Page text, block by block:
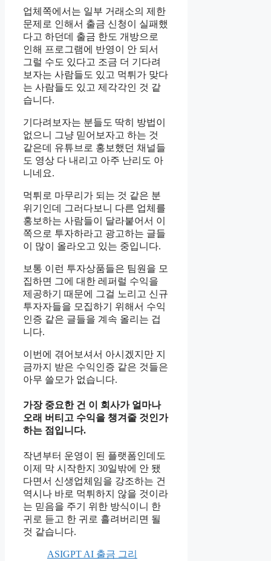
업체쪽에서는 일부 거래소의 제한
문제로 인해서 출금 신청이 실패했
다고 하던데 출금 한도 개방으로
인해 프로그램에 반영이 안 되서
그럴 수도 있다고 조금 더 기다려
보자는 사람들도 있고 먹튀가 맞다
는 사람들도 있고 제각각인 것 같
습니다.
기다려보자는 분들도 딱히 방법이
없으니 그냥 믿어보자고 하는 것
같은데 유튜브로 홍보했던 채널들
도 영상 다 내리고 아주 난리도 아
니네요.
먹튀로 마무리가 되는 것 같은 분
위기인데 그러다보니 다른 업체를
홍보하는 사람들이 달라붙어서 이
쪽으로 투자하라고 광고하는 글들
이 많이 올라오고 있는 중입니다.
보통 이런 투자상품들은 팀원을 모
집하면 그에 대한 레퍼럴 수익을
제공하기 때문에 그걸 노리고 신규
투자자들을 모집하기 위해서 수익
인증 같은 글들을 계속 올리는 겁
니다.
이번에 겪어보셔서 아시겠지만 지
금까지 받은 수익인증 같은 것들은
아무 쓸모가 없습니다.
가장 중요한 건 이 회사가 얼마나
오래 버티고 수익을 챙겨줄 것인가
하는 점입니다.
작년부터 운영이 된 플랫폼인데도
이제 막 시작한지 30일밖에 안 됐
다면서 신생업체임을 강조하는 건
역시나 바로 먹튀하지 않을 것이라
는 믿음을 주기 위한 방식이니 한
귀로 듣고 한 귀로 흘려버리면 될
것 같습니다.
ASIGPT AI 출금 그리